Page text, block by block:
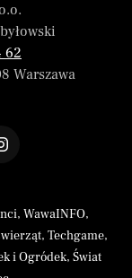
62
Warszawa
, WawaINFO,
, Techgame,
i Ogródek, Świat